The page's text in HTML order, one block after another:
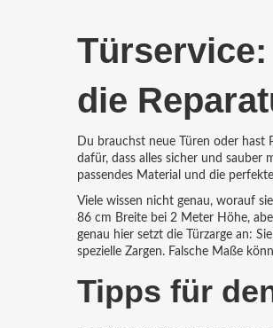
die
Du brauchst neue Türen oder hast
dafür, dass alles sicher und
passendes Material und die
Viele wissen nicht genau, worauf
86 cm Breite bei 2 Meter Höhe,
genau hier setzt die Türzarge an:
spezielle Zargen. Falsche Maße
Tipps für